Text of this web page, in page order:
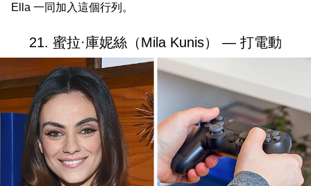
Ella 一同加入這個行列。
21. 蜜拉·庫妮絲（Mila Kunis） — 打電動